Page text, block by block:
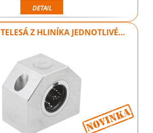
DETAIL
Z HLINÍKA JEDNOTLIVÉ…